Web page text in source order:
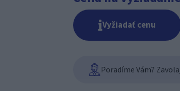
Vyžiadať cenu
Poradíme Vám?